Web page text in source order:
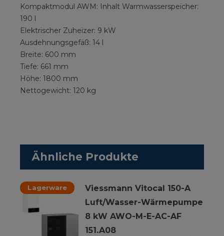
Kompaktmodul AWM: Inhalt Warmwasserspeicher:
190 l
Elektrischer Zuheizer: 9 kW
Ausdehnungsgefäß: 14 l
Breite: 600 mm
Tiefe: 661 mm
Höhe: 1800 mm
Nettogewicht: 120 kg
Ähnliche Produkte
Lagerware
Viessmann Vitocal 150-A
Luft/Wasser-Wärmepumpe
8 kW AWO-M-E-AC-AF
151.A08